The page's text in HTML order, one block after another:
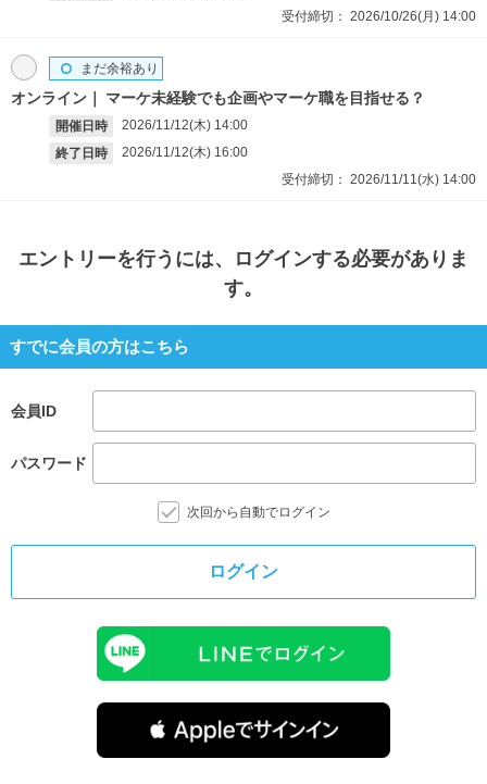
受付締切： 2026/10/26(月) 14:00
オンライン マーケ未経験でも企画やマーケ職を目指せる？
開催日時 2026/11/12(木) 14:00
終了日時
2026/11/12(木) 16:00
まだ余裕あり
受付締切： 2026/11/11(水) 14:00
エントリーを行うには、ログインする必要がありま
す。
すでに会員の方はこちら
会員ID
パスワード
次回から自動でログイン
ログイン